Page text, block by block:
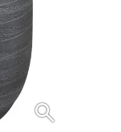
search